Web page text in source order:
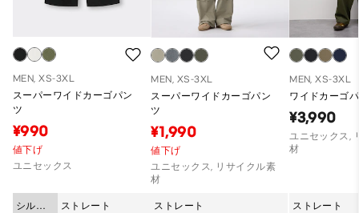
MEN, XS-3XL
スーパーワイドカーゴパン
ツ
¥990
値下げ
ユニセックス
シルエ
ストレート
MEN, XS-3XL
スーパーワイドカーゴパン
ツ
¥1,990
値下げ
ユニセックス, リサイクル素
材
ストレート
MEN, XS-3XL
ワイドカーゴ
¥3,990
ユニセックス,
材
ストレート